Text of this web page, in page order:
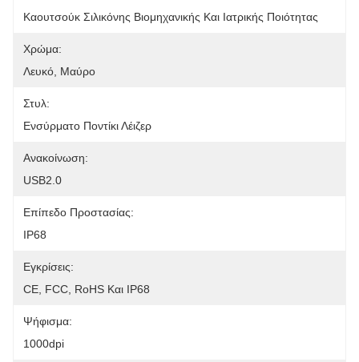
Καουτσούκ Σιλικόνης Βιομηχανικής Και Ιατρικής Ποιότητας
Χρώμα:
Λευκό, Μαύρο
Στυλ:
Ενσύρματο Ποντίκι Λέιζερ
Ανακοίνωση:
USB2.0
Επίπεδο Προστασίας:
IP68
Εγκρίσεις:
CE, FCC, RoHS Και IP68
Ψήφισμα:
1000dpi